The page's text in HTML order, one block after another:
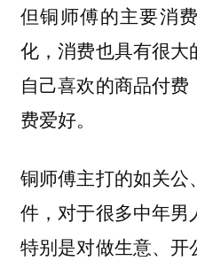
但铜师傅的主要消
化，消费也具有很
自己喜欢的商品付
费爱好。
铜师傅主打的如关
件，对于很多中年男
特别是对做生意、